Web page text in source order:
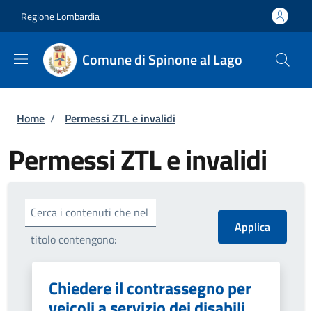
Regione Lombardia
Comune di Spinone al Lago
Briciole di pane
Home / Permessi ZTL e invalidi
Permessi ZTL e invalidi
Cerca i contenuti che nel
titolo contengono:
Chiedere il contrassegno per